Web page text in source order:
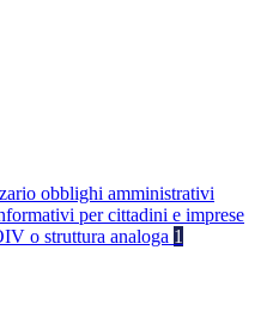
obblighi amministrativi
per cittadini e imprese
o struttura analoga 1